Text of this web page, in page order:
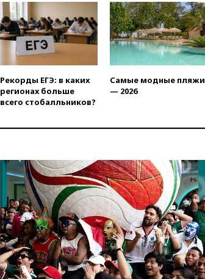
обращений о прекращении
концессии строительства ж/д
в Армении
вчера, 21:00В России вновь
обсуждают эксперимент по
вчера, 20:45Матвиенко:
россиянам могут
беспилотник над Россией
вчера, 20:27Ямпольская
призвала оптимизировать
олимпиады для поступления в
вузы
вчера, 20:15Минтранс
предложил оплачивать
защиту дорог от БПЛА из
средств на ремонт
Рекорды ЕГЭ: в каких
регионах больше
всего стобалльников?
Самые модные пляжи
— 2026